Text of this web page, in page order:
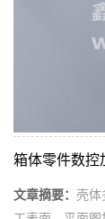
箱体零件数控
文章摘要： 壳